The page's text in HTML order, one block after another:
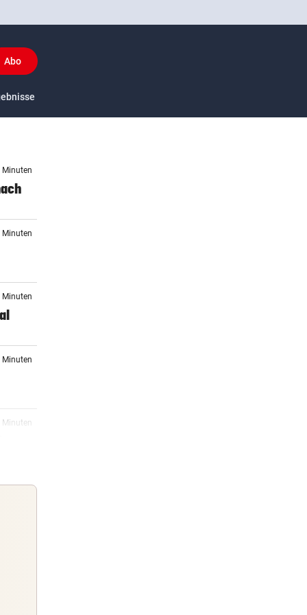
Abo
US-Sport
Minuten
Minuten
Minuten
Minuten
Minuten
18:07